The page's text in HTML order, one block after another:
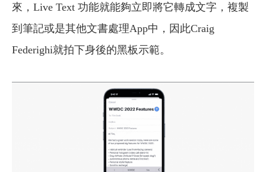
來，Live Text 功能就能夠立即將它轉成文字，複製
到筆記或是其他文書處理App中，因此Craig
Federighi就拍下身後的黑板示範。